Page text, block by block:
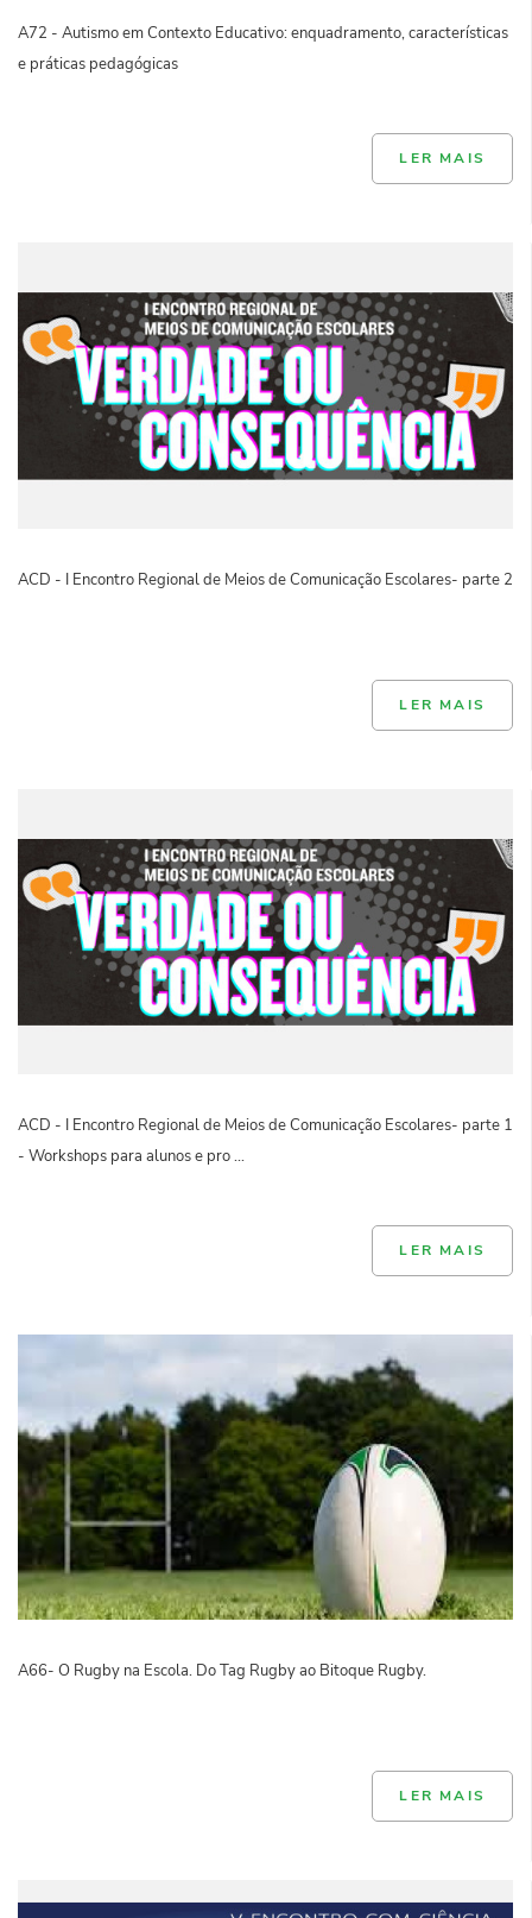
A72 - Autismo em Contexto Educativo: enquadramento, características
e práticas pedagógicas
LER MAIS
ACD - I Encontro Regional de Meios de Comunicação Escolares- parte 2
LER MAIS
ACD - I Encontro Regional de Meios de Comunicação Escolares- parte 1
- Workshops para alunos e pro ...
LER MAIS
A66- O Rugby na Escola. Do Tag Rugby ao Bitoque Rugby.
LER MAIS